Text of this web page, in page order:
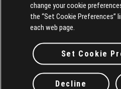
change your cookie
the “Set Cookie
each web page.
Set Cookie
Decline